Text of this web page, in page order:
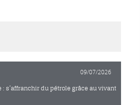
09/07/2026
: s’affranchir du pétrole grâce au vivant